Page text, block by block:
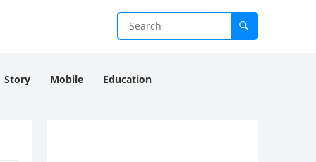
Story Mobile Education